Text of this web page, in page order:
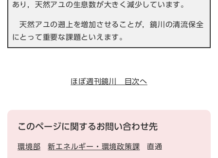
あり，天然アユの生息数が大きく減少しています。
天然アユの遡上を増加させることが，鏡川の清流保全
にとって重要な課題といえます。
ほぼ週刊鏡川 目次へ
このページに関するお問い合わせ先
環境部 新エネルギー・環境政策課 直通